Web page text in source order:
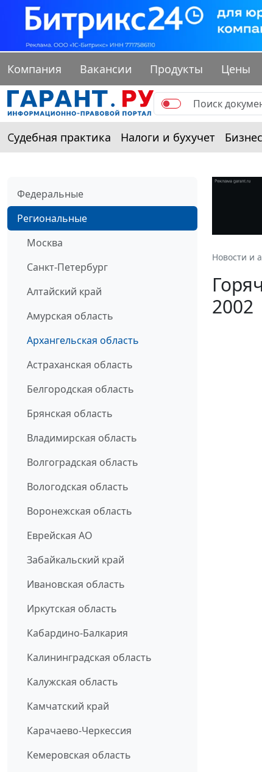
Компания Вакансии Продукты Цены
Судебная практика Налоги и бухучет Бизнес
Федеральные
Региональные
Москва
Санкт-Петербург
Алтайский край
Амурская область
Архангельская область
Астраханская область
Белгородская область
Брянская область
Владимирская область
Волгоградская область
Вологодская область
Воронежская область
Еврейская АО
Забайкальский край
Ивановская область
Иркутская область
Кабардино-Балкария
Калининградская область
Калужская область
Камчатский край
Карачаево-Черкессия
Кемеровская область
Новости и
2002